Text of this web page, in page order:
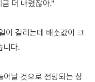
더 내렸잖아."
이 걸리는데 배춧값이 크
니다.
어날 것으로 전망되는 상